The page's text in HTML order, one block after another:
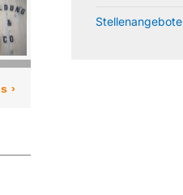
Stellenangebote